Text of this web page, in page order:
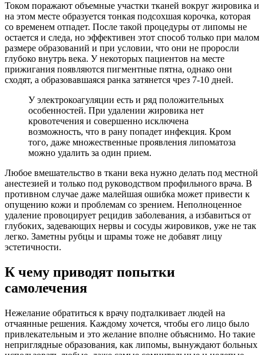
Током поражают объемные участки тканей вокруг жировика и
на этом месте образуется тонкая подсохшая корочка, которая
со временем отпадет. После такой процедуры от липомы не
остается и следа, но эффективен этот способ только при малом
размере образований и при условии, что они не проросли
глубоко внутрь века. У некоторых пациентов на месте
прижигания появляются пигментные пятна, однако они
сходят, а образовавшаяся ранка затянется чрез 7-10 дней.
У электрокоагуляции есть и ряд положительных
особенностей. При удалении жировика нет
кровотечения и совершенно исключена
возможность, что в рану попадет инфекция. Кром
того, даже множественные проявления липоматоза
можно удалить за один прием.
Любое вмешательство в ткани века нужно делать под местной
анестезией и только под руководством профильного врача. В
противном случае даже малейшая ошибка может привести к
опущению кожи и проблемам со зрением. Неполноценное
удаление провоцирует рецидив заболевания, а избавиться от
глубоких, задевающих нервы и сосуды жировиков, уже не так
легко. Заметны рубцы и шрамы тоже не добавят лицу
эстетичности.
К чему приводят попытки
самолечения
Нежелание обратиться к врачу подталкивает людей на
отчаянные решения. Каждому хочется, чтобы его лицо было
привлекательным и это желание вполне объяснимо. Но такие
неприглядные образования, как липомы, вынуждают больных